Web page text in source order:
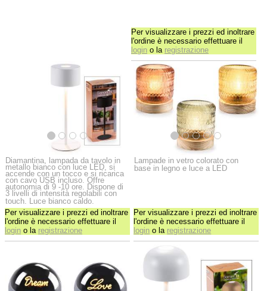
Per visualizzare i prezzi ed inoltrare
l'ordine è necessario effettuare il
login o la registrazione
Diamantina, lampada da tavolo in
metallo bianco con luce LED, si
accende con un tocco e si ricarica
con cavo USB incluso. Offre
autonomia di 9 -10 ore. Dispone di
3 livelli di intensità regolabili con
touch. Luce bianco caldo.
Per visualizzare i prezzi ed inoltrare
l'ordine è necessario effettuare il
login o la registrazione
Lampade in vetro colorato con
base in legno e luce a LED
Per visualizzare i prezzi ed inoltrare
l'ordine è necessario effettuare il
login o la registrazione